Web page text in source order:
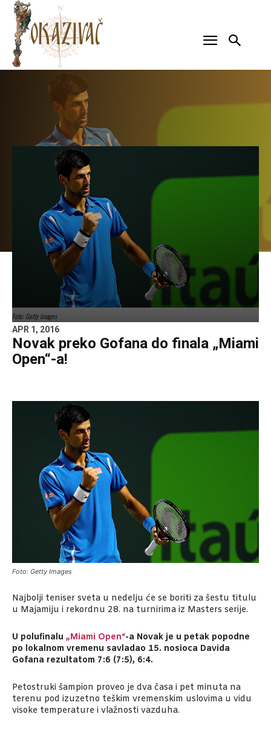
Foto: Getty Images
APR 1, 2016
Novak preko Gofana do finala „Miami
Open“-a!
Foto: Getty Images
Najbolji teniser sveta u nedelju će se boriti za šestu titulu
u Majamiju i rekordnu 28. na turnirima iz Masters serije.
U polufinalu „Miami Open“-a Novak je u petak popodne
po lokalnom vremenu savladao 15. nosioca Davida
Gofana rezultatom 7:6 (7:5), 6:4.
Petostruki šampion proveo je dva časa i pet minuta na
terenu pod izuzetno teškim vremenskim uslovima u vidu
visoke temperature i vlažnosti vazduha.